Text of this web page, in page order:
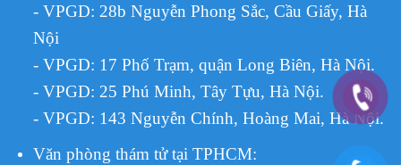
- VPGD: 28b Nguyễn Phong Sắc, Cầu Giấy, Hà
Nội
- VPGD: 17 Phố Trạm, quận Long Biên, Hà Nội.
- VPGD: 25 Phú Minh, Tây Tựu, Hà Nội.
- VPGD: 143 Nguyễn Chính, Hoàng Mai, Hà Nội.
Văn phòng thám tử tại TPHCM: